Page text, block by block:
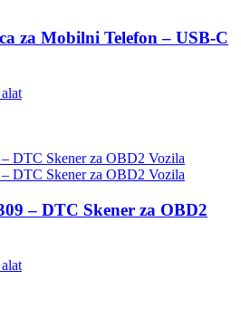
za Mobilni Telefon – USB-C
– DTC Skener za OBD2